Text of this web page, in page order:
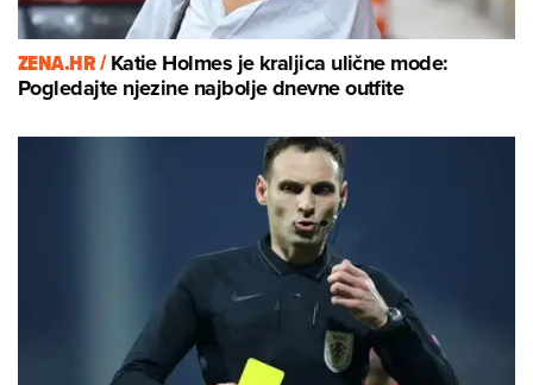
ZENA.HR /Katie Holmes je kraljica ulične mode:
Pogledajte njezine najbolje dnevne outfite